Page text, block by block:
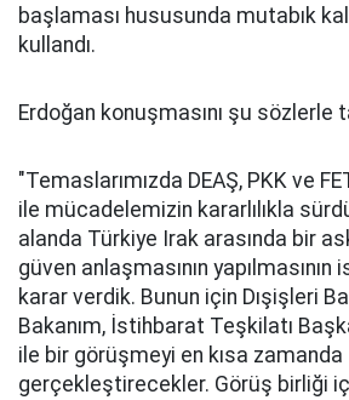
başlaması hususunda mutabık
kullandı.
Erdoğan konuşmasını şu sözlerle
"Temaslarımızda DEAŞ, PKK ve
ile mücadelemizin kararlılıkla
alanda Türkiye Irak arasında bir
güven anlaşmasının
karar verdik. Bunun için Dışişleri
Bakanım, İstihbarat Teşkilatı
ile bir görüşmeyi en kısa zamanda
gerçekleştirecekler. Görüş birliği